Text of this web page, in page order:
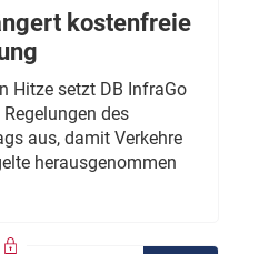
kostenfreie
Hitze setzt DB InfraGo
des
aus, damit Verkehre
herausgenommen